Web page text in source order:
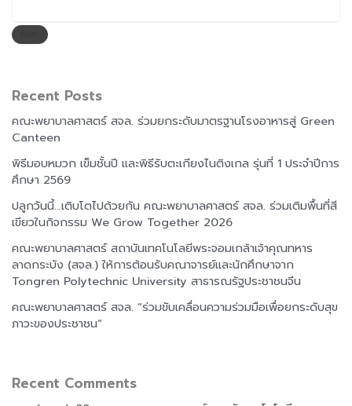
Recent Posts
คณะพยาบาลศาสตร์ สจล. ร่วมยกระดับมาตรฐานโรงอาหารสู่ Green
Canteen
พิธีมอบหมวก เข็มชั้นปี และพิธีรับตะเกียงไนติงเกล รุ่นที่ 1 ประจำปีการ
ศึกษา 2569
ปลูกวันนี้…เติบโตไปด้วยกัน คณะพยาบาลศาสตร์ สจล. ร่วมเติมพื้นที่สี
เขียวในกิจกรรม We Grow Together 2026
คณะพยาบาลศาสตร์ สถาบันเทคโนโลยีพระจอมเกล้าเจ้าคุณทหาร
ลาดกระบัง (สจล.) ให้การต้อนรับคณาจารย์และนักศึกษาจาก
Tongren Polytechnic University สาธารณรัฐประชาชนจีน
คณะพยาบาลศาสตร์ สจล. “ร่วมขับเคลื่อนความร่วมมือเพื่อยกระดับสุข
ภาวะของประชาชน”
Recent Comments